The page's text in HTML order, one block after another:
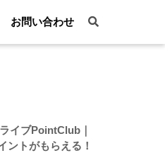
お問い合わせ
イブPointClub｜
ントがもらえる！